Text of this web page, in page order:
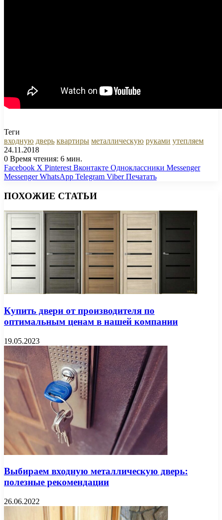
Теги
входную дверь квартиры металлическую руками утепляем
24.11.2018
0 Время чтения: 6 мин.
Facebook X Pinterest Вконтакте Одноклассники Messenger
Messenger WhatsApp Telegram Viber Печатать
ПОХОЖИЕ СТАТЬИ
Купить двери от производителя по
оптимальным ценам в нашей компании
19.05.2023
Выбираем входную металлическую дверь:
полезные рекомендации
26.06.2022